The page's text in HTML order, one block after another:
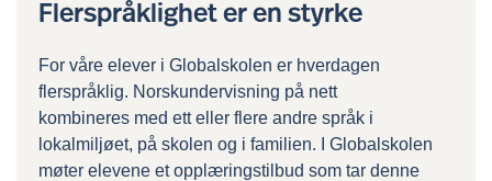
Flerspråklighet er en styrke
For våre elever i Globalskolen er hverdagen
flerspråklig. Norskundervisning på nett
kombineres med ett eller flere andre språk i
lokalmiljøet, på skolen og i familien. I Globalskolen
møter elevene et opplæringstilbud som tar denne